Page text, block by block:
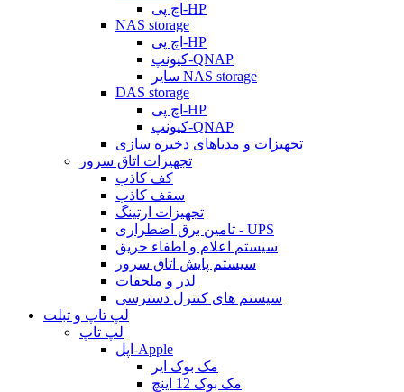
اچ پی-HP
NAS storage
اچ پی-HP
کیونپ-QNAP
سایر NAS storage
DAS storage
اچ پی-HP
کیونپ-QNAP
تجهیزات و مدیاهای ذخیره سازی
تجهیزات اتاق سرور
کف کاذب
سقف کاذب
تجهیزات ارتینگ
تامین برق اضطراری - UPS
سیستم اعلام و اطفاء حریق
سیستم پایش اتاق سرور
لدر و ملحقات
سیستم های کنترل دسترسی
لپ تاپ و تبلت
لپ تاپ
اپل-Apple
مک بوک ایر
مک بوک 12 اینچ